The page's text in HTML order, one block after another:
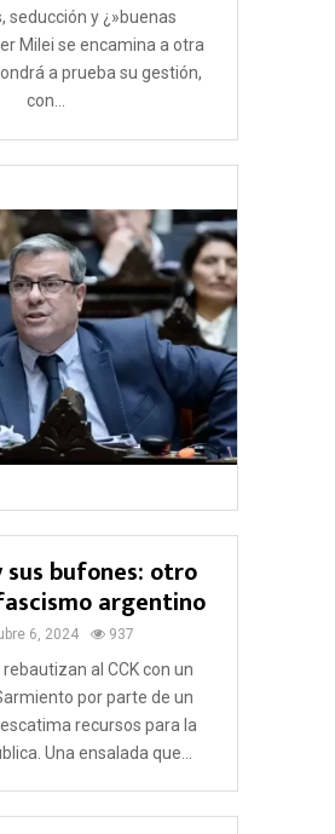
seducción y ¿»buenas
Milei se encamina a otra
a prueba su gestión,
con...
sus bufones: otro
argentino
6, 2024 937
al CCK con un
por parte de un
recursos para la
Una ensalada que...